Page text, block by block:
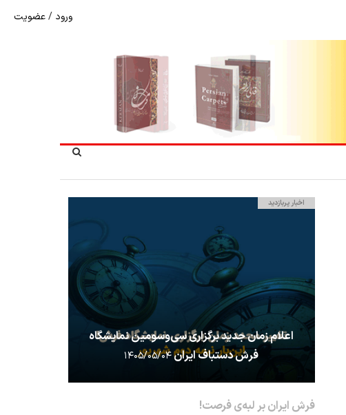
ورود /عضویت
اخبار پربازدید
اعلام زمان جدید برگزاری سی‌وسومین نمایشگاه
فرش دستباف ایران۱۴۰۵/۰۵/۰۴
فرش ایران بر لبه‌ی فرصت!